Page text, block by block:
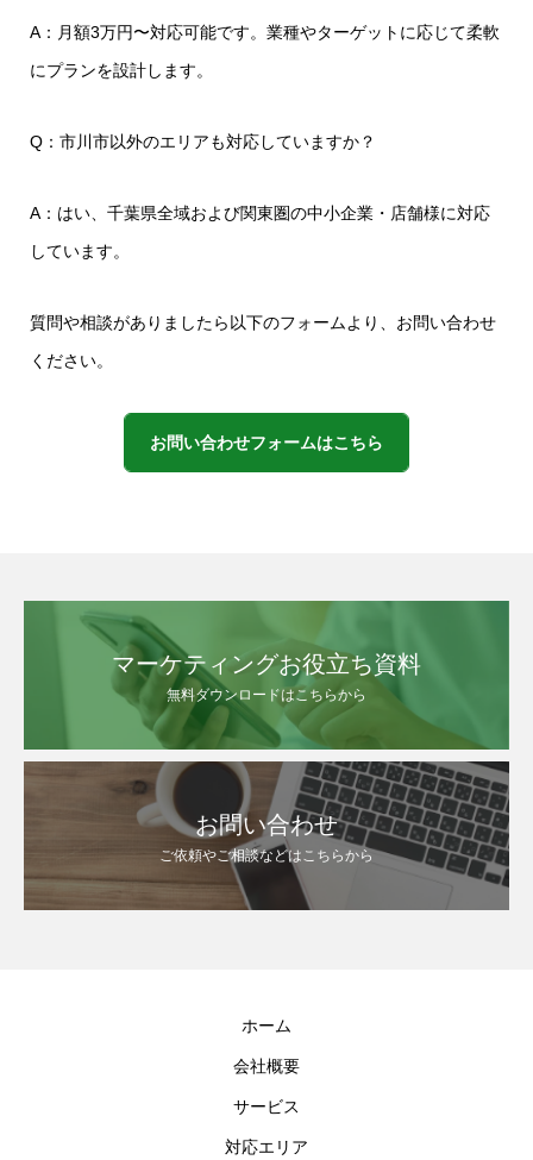
A：月額3万円〜対応可能です。業種やターゲットに応じて柔軟
にプランを設計します。
Q：市川市以外のエリアも対応していますか？
A：はい、千葉県全域および関東圏の中小企業・店舗様に対応
しています。
質問や相談がありましたら以下のフォームより、お問い合わせ
ください。
お問い合わせフォームはこちら
マーケティングお役立ち資料
無料ダウンロードはこちらから
お問い合わせ
ご依頼やご相談などはこちらから
ホーム
会社概要
サービス
対応エリア